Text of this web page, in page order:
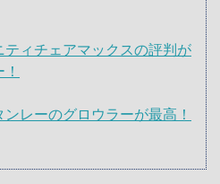
ティチェアマックスの評判が
レーのグロウラーが最高！